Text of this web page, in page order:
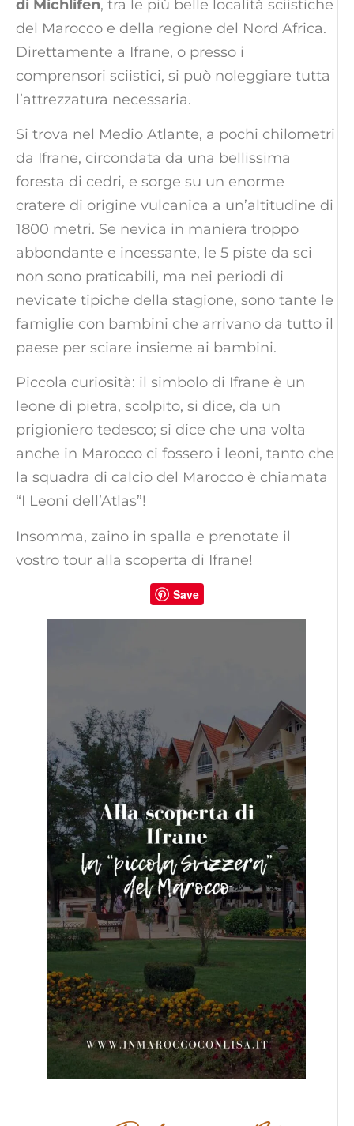
di Michlifen, tra le più belle località sciistiche
del Marocco e della regione del Nord Africa.
Direttamente a Ifrane, o presso i
comprensori sciistici, si può noleggiare tutta
l’attrezzatura necessaria.
Si trova nel Medio Atlante, a pochi chilometri
da Ifrane, circondata da una bellissima
foresta di cedri, e sorge su un enorme
cratere di origine vulcanica a un’altitudine di
1800 metri. Se nevica in maniera troppo
abbondante e incessante, le 5 piste da sci
non sono praticabili, ma nei periodi di
nevicate tipiche della stagione, sono tante le
famiglie con bambini che arrivano da tutto il
paese per sciare insieme ai bambini.
Piccola curiosità: il simbolo di Ifrane è un
leone di pietra, scolpito, si dice, da un
prigioniero tedesco; si dice che una volta
anche in Marocco ci fossero i leoni, tanto che
la squadra di calcio del Marocco è chiamata
“I Leoni dell’Atlas”!
Insomma, zaino in spalla e prenotate il
vostro tour alla scoperta di Ifrane!
Save